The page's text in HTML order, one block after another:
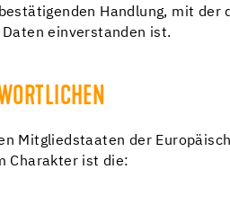
Handlung, mit der
einverstanden ist.
Mitgliedstaaten der
Charakter ist die: